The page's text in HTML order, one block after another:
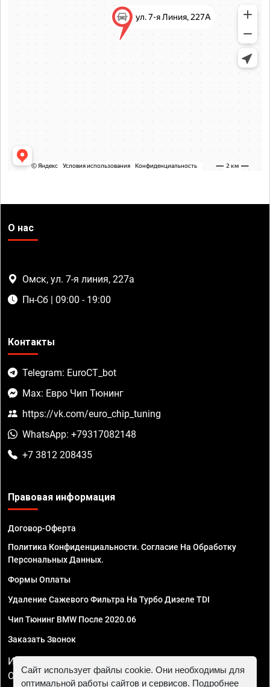
О нас
Омск, ул. 7-я линия, 227а
Пн-Сб | 09:00 - 19:00
Контакты
Telegram: EuroCT_bot
Max: Евро Чип Тюнинг
https://vk.com/euro_chip_tuning
WhatsApp: +79317082148
+7 3812 208435
Правовая информация
Договор-Оферта
Политика Конфиденциальности. Согласие На Обработку
Персональных Данных.
Формы Оплаты
Удаление Сажевого Фильтра На Турбо Дизеле TDI
Чип Тюнинг BMW После 2020.06
Заказать Звонок
ИП Смирнов Георгий Павлович. ИНН 781302555843,
ОГРНИП 324470400032610
Сайт использует файлы cookie. Они необходимы для
оптимальной работы сайтов и сервисов. Подробнее